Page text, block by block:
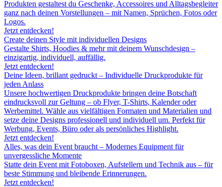
Produkten gestaltest du Geschenke, Accessoires und Alltagsbegleiter
ganz nach deinen Vorstellungen – mit Namen, Sprüchen, Fotos oder
Logos.
Jetzt entdecken!
Create deinen Style mit individuellen Designs
Gestalte Shirts, Hoodies & mehr mit deinem Wunschdesign –
einzigartig, individuell, auffällig.
Jetzt entdecken!
Deine Ideen, brillant gedruckt – Individuelle Druckprodukte für
jeden Anlass
Unsere hochwertigen Druckprodukte bringen deine Botschaft
eindrucksvoll zur Geltung – ob Flyer, T-Shirts, Kalender oder
Werbemittel. Wähle aus vielfältigen Formaten und Materialien und
setze deine Designs professionell und individuell um. Perfekt für
Werbung, Events, Büro oder als persönliches Highlight.
Jetzt entdecken!
Alles, was dein Event braucht – Modernes Equipment für
unvergessliche Momente
Statte dein Event mit Fotoboxen, Aufstellern und Technik aus – für
beste Stimmung und bleibende Erinnerungen.
Jetzt entdecken!